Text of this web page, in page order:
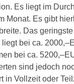
Es liegt im
Monat. Es gibt
Das
liegt bei ca.
bei ca.
sind jedoch
in Vollzeit oder